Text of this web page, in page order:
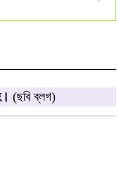
(ছবি ব্লগ)